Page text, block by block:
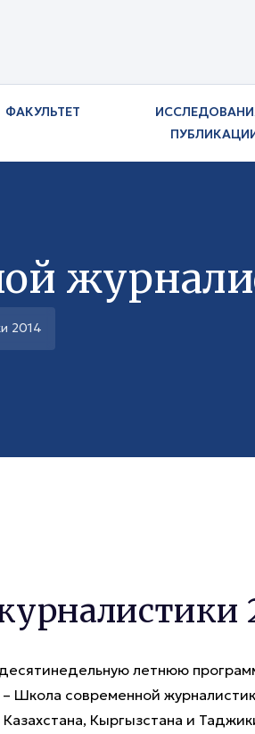
ФАКУЛЬТЕТ
2014
летнюю
Школа современной
Кыргызстана и